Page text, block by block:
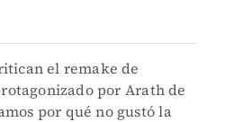
el remake de
por Arath de
por qué no gustó la